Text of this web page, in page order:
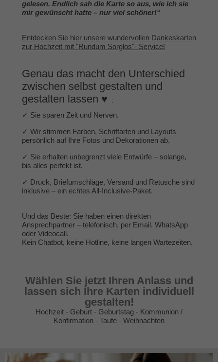
gelesen. Endlich sah die Karte so aus, wie ich sie
mir gewünscht hatte – nur viel schöner!“
Entdecken Sie hier unsere wundervollen Dankeskarten
zur Hochzeit mit "Rundum Sorglos"- Service!
Genau das macht den Unterschied
zwischen selbst gestalten und
gestalten lassen ♥
:
✓ Sie sparen Zeit und Nerven.
✓ Wir stimmen Farben, Schriftarten und Layouts
persönlich auf Ihre Fotos und Dekorationen ab.
✓ Sie erhalten unbegrenzt viele Entwürfe – solange,
bis alles perfekt ist.
✓ Druck, Briefumschläge, Versand und Retusche sind
inklusive – ein echtes All-Inclusive-Paket.
Und das Beste: Sie haben einen direkten
Ansprechpartner – telefonisch, per Email, WhatsApp
oder Videocall.
Kein Chatbot, keine Hotline, keine langen Wartezeiten.
Wählen Sie jetzt Ihren Anlass und
lassen sich Ihre Karten individuell
gestalten!
Hochzeit - Geburt - Geburtstag - Kommunion /
Konfirmation - Taufe - Weihnachten